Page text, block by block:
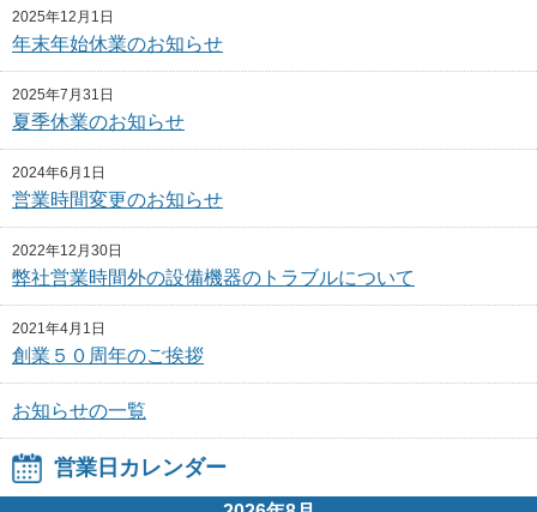
2025年12月1日
年末年始休業のお知らせ
2025年7月31日
夏季休業のお知らせ
2024年6月1日
営業時間変更のお知らせ
2022年12月30日
弊社営業時間外の設備機器のトラブルについて
2021年4月1日
創業５０周年のご挨拶
お知らせの一覧
営業日カレンダー